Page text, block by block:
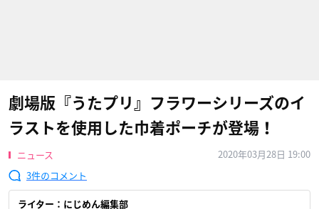
劇場版『うたプリ』フラワーシリーズのイ
ラストを使用した巾着ポーチが登場！
ニュース
2020年03月28日 19:00
3
ライター：にじめん編集部